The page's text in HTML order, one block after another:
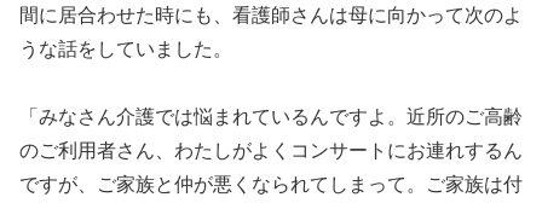
間に居合わせた時にも、看護師さんは母に向かって次のよ
うな話をしていました。
「みなさん介護では悩まれているんですよ。近所のご高齢
のご利用者さん、わたしがよくコンサートにお連れするん
ですが、ご家族と仲が悪くなられてしまって。ご家族は付